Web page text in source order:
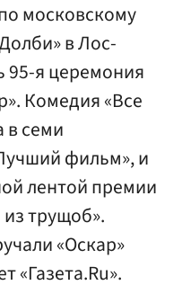
московскому
в Лос-
95-я церемония
Комедия «Все
в семи
фильм», и
лентой премии
трущоб».
«Оскар»
«Газета.Ru».